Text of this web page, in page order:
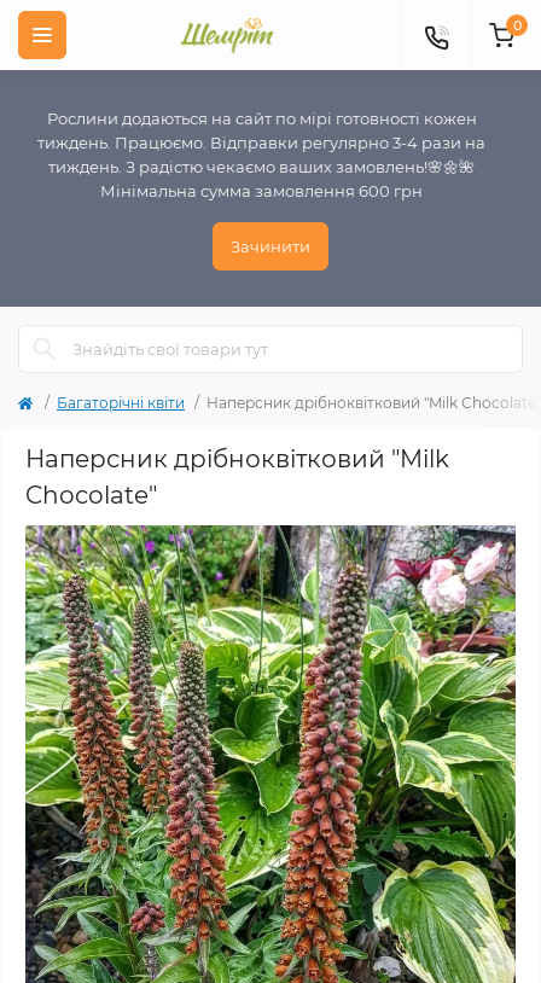
Рослини додаються на сайт по мірі готовності кожен
тиждень. Працюємо. Відправки регулярно 3-4 рази на
тиждень. З радістю чекаємо ваших замовлень!🌸🌼🌺
Мінімальна сумма замовлення 600 грн
Зачинити
0
Багаторічні квіти Наперсник дрібноквітковий "Milk Chocolate"
Наперсник дрібноквітковий "Milk
Chocolate"